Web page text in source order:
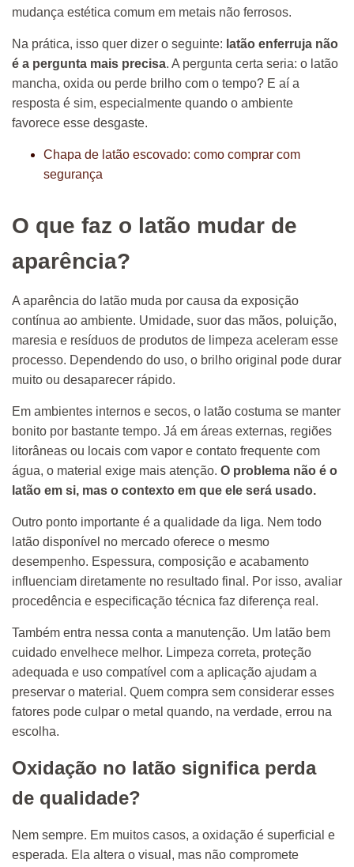
mudança estética comum em metais não ferrosos.
Na prática, isso quer dizer o seguinte: latão enferruja não
é a pergunta mais precisa. A pergunta certa seria: o latão
mancha, oxida ou perde brilho com o tempo? E aí a
resposta é sim, especialmente quando o ambiente
favorece esse desgaste.
Chapa de latão escovado: como comprar com
segurança
O que faz o latão mudar de
aparência?
A aparência do latão muda por causa da exposição
contínua ao ambiente. Umidade, suor das mãos, poluição,
maresia e resíduos de produtos de limpeza aceleram esse
processo. Dependendo do uso, o brilho original pode durar
muito ou desaparecer rápido.
Em ambientes internos e secos, o latão costuma se manter
bonito por bastante tempo. Já em áreas externas, regiões
litorâneas ou locais com vapor e contato frequente com
água, o material exige mais atenção. O problema não é o
latão em si, mas o contexto em que ele será usado.
Outro ponto importante é a qualidade da liga. Nem todo
latão disponível no mercado oferece o mesmo
desempenho. Espessura, composição e acabamento
influenciam diretamente no resultado final. Por isso, avaliar
procedência e especificação técnica faz diferença real.
Também entra nessa conta a manutenção. Um latão bem
cuidado envelhece melhor. Limpeza correta, proteção
adequada e uso compatível com a aplicação ajudam a
preservar o material. Quem compra sem considerar esses
fatores pode culpar o metal quando, na verdade, errou na
escolha.
Oxidação no latão significa perda
de qualidade?
Nem sempre. Em muitos casos, a oxidação é superficial e
esperada. Ela altera o visual, mas não compromete